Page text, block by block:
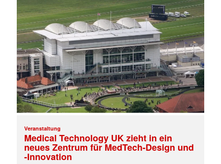
Veranstaltung
Medical Technology UK zieht in ein
neues Zentrum für MedTech-Design und
-Innovation